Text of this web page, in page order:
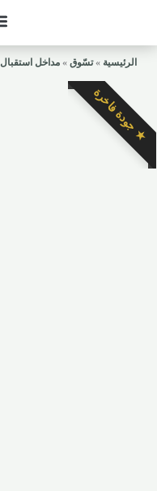
الرئيسية »تسّوق » مداخل استقبال
★ جودة فاخرة